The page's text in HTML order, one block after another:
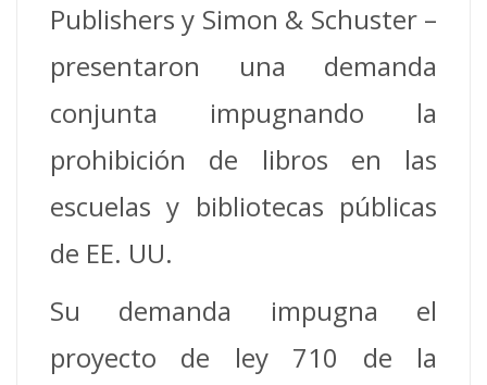
Publishers y Simon & Schuster –
presentaron una demanda
conjunta impugnando la
prohibición de libros en las
escuelas y bibliotecas públicas
de EE. UU.
Su demanda impugna el
proyecto de ley 710 de la